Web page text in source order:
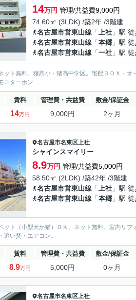
14万円 管理/共益費9,000円
74.60㎡ (3LDK) /築2年 /3階建
名古屋市営東山線 「 上社 」駅
名古屋市営東山線 「本郷 」駅
名古屋市営東山線 「一社 」駅
ット無料。猪高小・猪高中学区。宅配ＢＯＸ・
ニターホン
賃料 管理費・共益費 敷金/保証金
14万円 9,000円 2ヶ月
名古屋市名東区上社
シャインスマイリー
8.9万円 管理/共益費5,000円
58.50㎡ (2LDK) /築42年 /3階建
名古屋市営東山線 「 上社 」駅
名古屋市営東山線 「本郷 」駅
ット（小型犬か猫）ＯＫ。ネット無料。室内リ
い焚・エアコン。
賃料 管理費・共益費 敷金/保証金
8.9万円 5,000円 0ヶ月
名古屋市名東区上社